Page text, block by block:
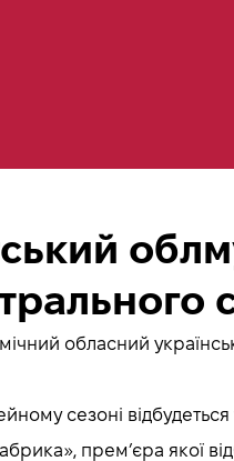
обласний
сезоні
прем’єра якої